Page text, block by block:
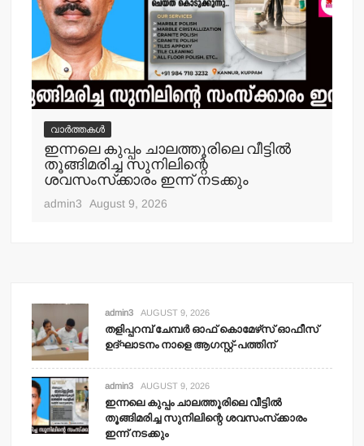
വാർത്തകൾ
ഇന്നലെ കുപ്പം ചാലത്തൂരിലെ വീട്ടില്‍
തൂങ്ങിമരിച്ച സുനിലിന്റെ
ശവസംസ്‌ക്കാരം ഇന്ന് നടക്കും
admin3 August 9, 2026
admin3 AUGUST 9, 2026
തളിപ്പറമ്പ് ചേമ്പര്‍ ഓഫ് കൊമേഴ്‌സ് ഓഫീസ്
ഉദ്ഘാടനം നാളെ ആഗസ്റ്റ്-പത്തിന്
admin3 AUGUST 9, 2026
ഇന്നലെ കുപ്പം ചാലത്തൂരിലെ വീട്ടില്‍
തൂങ്ങിമരിച്ച സുനിലിന്റെ ശവസംസ്‌ക്കാരം
ഇന്ന് നടക്കും